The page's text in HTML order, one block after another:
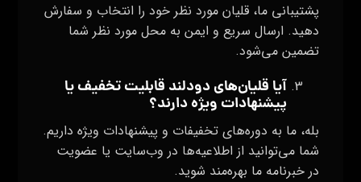
پشتیبانی ما، قلیان مورد نظر خود را انتخاب و سفارش
دهید. ارسال سریع و ایمن به محل مورد نظر شما
تضمین می‌شود.
آیا قلیان‌های دودلند قابلیت تخفیف یا
پیشنهادات ویژه دارند؟
بله، ما به دوره‌های تخفیفات و پیشنهادات ویژه داریم.
شما می‌توانید از اطلاعیه‌ها در وب‌سایت یا عضویت
در خبرنامه ما بهره‌مند شوید.